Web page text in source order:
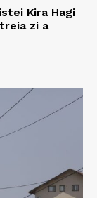
Kira Hagi
zi a